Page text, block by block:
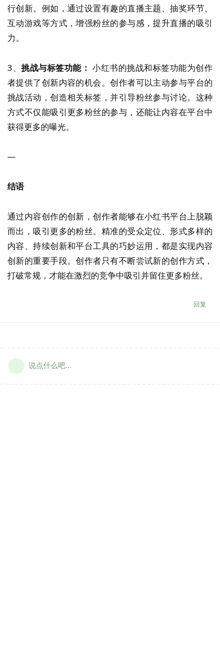
行创新。例如，通过设置有趣的直播主题、抽奖环节、
互动游戏等方式，增强粉丝的参与感，提升直播的吸引
力。
3、挑战与标签功能： 小红书的挑战和标签功能为创作
者提供了创新内容的机会。创作者可以主动参与平台的
挑战活动，创造相关标签，并引导粉丝参与讨论。这种
方式不仅能吸引更多粉丝的参与，还能让内容在平台中
获得更多的曝光。
—
结语
通过内容创作的创新，创作者能够在小红书平台上脱颖
而出，吸引更多的粉丝。精准的受众定位、形式多样的
内容、持续创新和平台工具的巧妙运用，都是实现内容
创新的重要手段。创作者只有不断尝试新的创作方式，
打破常规，才能在激烈的竞争中吸引并留住更多粉丝。
回复
说点什么吧...